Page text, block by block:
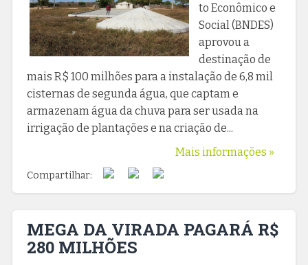
to Econômico e
Social (BNDES)
aprovou a
destinação de
mais R$ 100 milhões para a instalação de 6,8 mil
cisternas de segunda água, que captam e
armazenam água da chuva para ser usada na
irrigação de plantações e na criação de...
Mais informações »
Compartilhar:
MEGA DA VIRADA PAGARÁ R$
280 MILHÕES